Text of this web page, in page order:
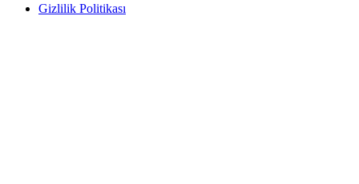
Gizlilik Politikası